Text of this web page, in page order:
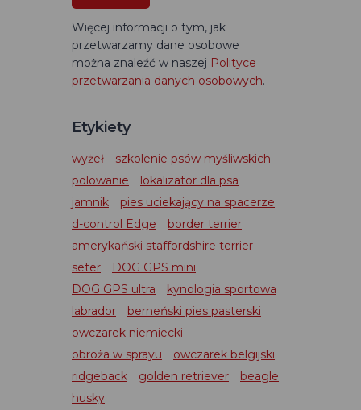
Więcej informacji o tym, jak
przetwarzamy dane osobowe
można znaleźć w naszej Polityce
przetwarzania danych osobowych.
Etykiety
wyżeł
szkolenie psów myśliwskich
polowanie
lokalizator dla psa
jamnik
pies uciekający na spacerze
d-control Edge
border terrier
amerykański staffordshire terrier
seter
DOG GPS mini
DOG GPS ultra
kynologia sportowa
labrador
berneński pies pasterski
owczarek niemiecki
obroża w sprayu
owczarek belgijski
ridgeback
golden retriever
beagle
husky